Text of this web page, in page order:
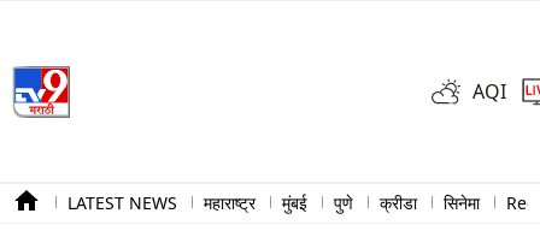
AQI
LATEST NEWS महाराष्ट्र मुंबई पुणे क्रीडा सिनेमा